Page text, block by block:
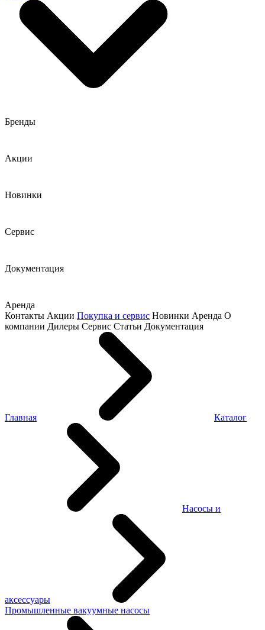
Бренды
Акции
Новинки
Сервис
Документация
Аренда
Контакты Акции Покупка и сервис Новинки Аренда О
компании Дилеры Сервис Статьи Документация
Главная Каталог
Насосы и
аксессуары
Промышленные вакуумные насосы